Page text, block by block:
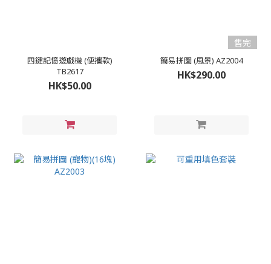
四鍵記憶遊戲機 (便攜款)
TB2617
HK$50.00
售完
簡易拼圖 (風景) AZ2004
HK$290.00